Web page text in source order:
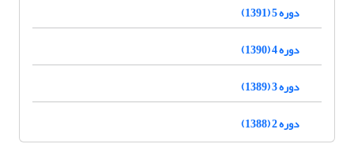
دوره 5 (1391)
دوره 4 (1390)
دوره 3 (1389)
دوره 2 (1388)